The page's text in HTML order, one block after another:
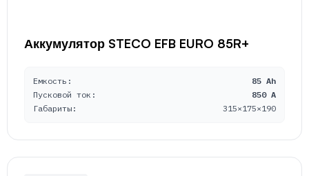
Аккумулятор STECO EFB EURO 85R+
Емкость:
85 Ah
Пусковой ток:
850 A
Габариты:
315×175×190